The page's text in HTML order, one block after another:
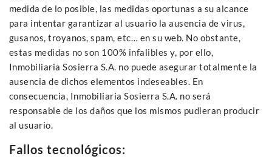
medida de lo posible, las medidas oportunas a su alcance
para intentar garantizar al usuario la ausencia de virus,
gusanos, troyanos, spam, etc… en su web. No obstante,
estas medidas no son 100% infalibles y, por ello,
Inmobiliaria Sosierra S.A. no puede asegurar totalmente la
ausencia de dichos elementos indeseables. En
consecuencia, Inmobiliaria Sosierra S.A. no será
responsable de los daños que los mismos pudieran producir
al usuario.
Fallos tecnológicos: